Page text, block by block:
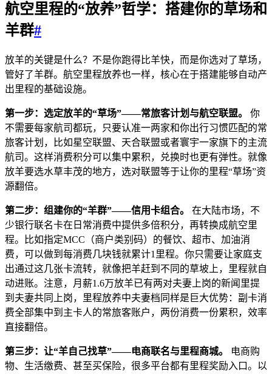
航空里程的“放养”哲学：搭建你的草场和
羊群#
放羊的关键是什么？不是你跑得比羊快，而是你选对了草场，
管好了羊群。航空里程放养也一样，核心在于搭建能够自动产
出里程的基础设施。
第一步：选定放羊的“草场”——常旅客计划与航空联盟。
你
不需要每家航司都玩，只要认准一两家和你出行习惯匹配的常
旅客计划，比如星空联盟、天合联盟或者寰宇一家旗下的主流
航司。这样消费积分可以集中累积，兑换时也更有弹性。就像
放羊要选水草丰茂的地方，选对联盟等于让你的里程“草场”资
源翻倍。
第二步：组建你的“羊群”——信用卡组合。
在大陆市场，不
少银行联名卡在日常消费中提供多倍积分，再转换成航空里
程。比如指定MCC（商户类别码）的餐饮、超市、加油消
费，可以做到每消费几块钱就累计1里程。你只需要让家庭支
出通过这几张卡流转，就像把羊赶到不同的草坡上，里程就自
动进账。注意，月薪1.6万放羊已有两对夫妻上岗的新闻里提
到夫妻共同上岗，里程放养中夫妻档同样是巨大优势：副卡消
费全部集中到主卡人的常旅客账户，两份消费一份累积，效率
直接翻倍。
第三步：让“羊自己找草”——电商联名与里程商城。
电商购
物、生活缴费、甚至买保险，很多平台都有里程奖励入口。以